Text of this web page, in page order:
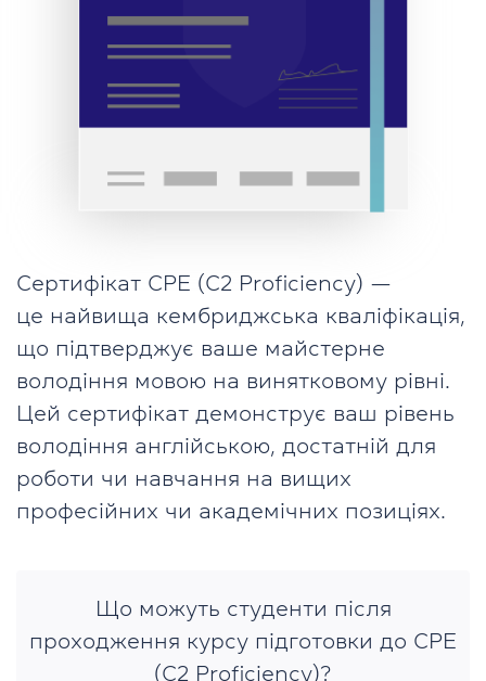
Сертифікат CPE (C2 Proficiency) —
це найвища кембриджська кваліфікація,
що підтверджує ваше майстерне
володіння мовою на винятковому рівні.
Цей сертифікат демонструє ваш рівень
володіння англійською, достатній для
роботи чи навчання на вищих
професійних чи академічних позиціях.
Що можуть студенти після
проходження курсу підготовки до CPE
(C2 Proficiency)?